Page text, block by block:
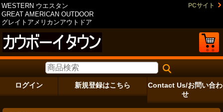
WESTERN ウエスタン
GREAT AMERICAN OUTDOOR
グレイトアメリカンアウトドア
PCサイト
ログイン 新規登録はこちら
Contact Us/お問い合わ
せ